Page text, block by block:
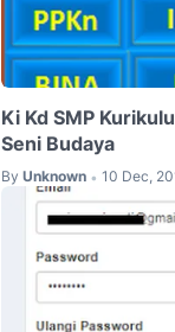
Ki Kd SMP
Seni Budaya
By Unknown • 10 Dec,